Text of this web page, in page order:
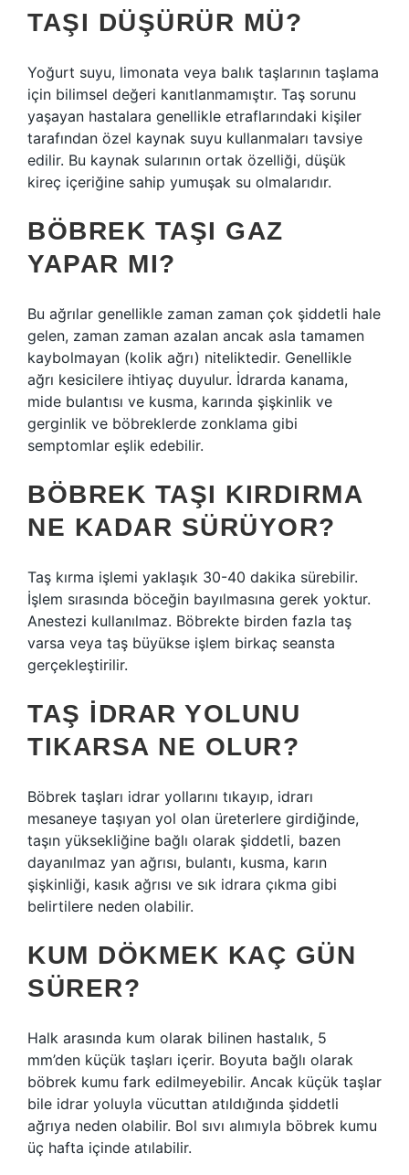
TAŞI DÜŞÜRÜR MÜ?
Yoğurt suyu, limonata veya balık taşlarının taşlama
için bilimsel değeri kanıtlanmamıştır. Taş sorunu
yaşayan hastalara genellikle etraflarındaki kişiler
tarafından özel kaynak suyu kullanmaları tavsiye
edilir. Bu kaynak sularının ortak özelliği, düşük
kireç içeriğine sahip yumuşak su olmalarıdır.
BÖBREK TAŞI GAZ
YAPAR MI?
Bu ağrılar genellikle zaman zaman çok şiddetli hale
gelen, zaman zaman azalan ancak asla tamamen
kaybolmayan (kolik ağrı) niteliktedir. Genellikle
ağrı kesicilere ihtiyaç duyulur. İdrarda kanama,
mide bulantısı ve kusma, karında şişkinlik ve
gerginlik ve böbreklerde zonklama gibi
semptomlar eşlik edebilir.
BÖBREK TAŞI KIRDIRMA
NE KADAR SÜRÜYOR?
Taş kırma işlemi yaklaşık 30-40 dakika sürebilir.
İşlem sırasında böceğin bayılmasına gerek yoktur.
Anestezi kullanılmaz. Böbrekte birden fazla taş
varsa veya taş büyükse işlem birkaç seansta
gerçekleştirilir.
TAŞ IDRAR YOLUNU
TIKARSA NE OLUR?
Böbrek taşları idrar yollarını tıkayıp, idrarı
mesaneye taşıyan yol olan üreterlere girdiğinde,
taşın yüksekliğine bağlı olarak şiddetli, bazen
dayanılmaz yan ağrısı, bulantı, kusma, karın
şişkinliği, kasık ağrısı ve sık idrara çıkma gibi
belirtilere neden olabilir.
KUM DÖKMEK KAÇ GÜN
SÜRER?
Halk arasında kum olarak bilinen hastalık, 5
mm’den küçük taşları içerir. Boyuta bağlı olarak
böbrek kumu fark edilmeyebilir. Ancak küçük taşlar
bile idrar yoluyla vücuttan atıldığında şiddetli
ağrıya neden olabilir. Bol sıvı alımıyla böbrek kumu
üç hafta içinde atılabilir.